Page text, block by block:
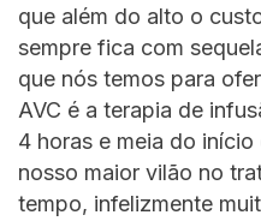
que além do alto o
sempre fica com
que nós temos para
AVC é a terapia de
4 horas e meia do
nosso maior vilão no
tempo, infelizmente